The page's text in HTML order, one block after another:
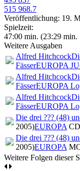
515 968.7
Veröffentlichung: 19.
Spielzeit:
47:00 min. (23:29 min.
Weitere Ausgaben
Alfred Hitchcock
FässerEUROPA
Alfred Hitchcock
FässerEUROPA
Alfred Hitchcock
FässerEUROPA
Die drei ??? (48)
2005)EUROPA
Die drei ??? (48)
2005)EUROPA
Weitere Folgen dieser